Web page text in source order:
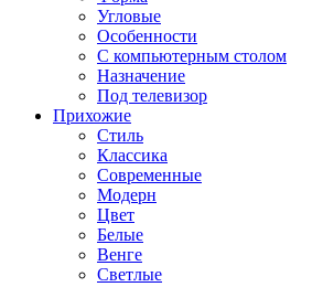
Угловые
Особенности
С компьютерным столом
Назначение
Под телевизор
Прихожие
Стиль
Классика
Современные
Модерн
Цвет
Белые
Венге
Светлые